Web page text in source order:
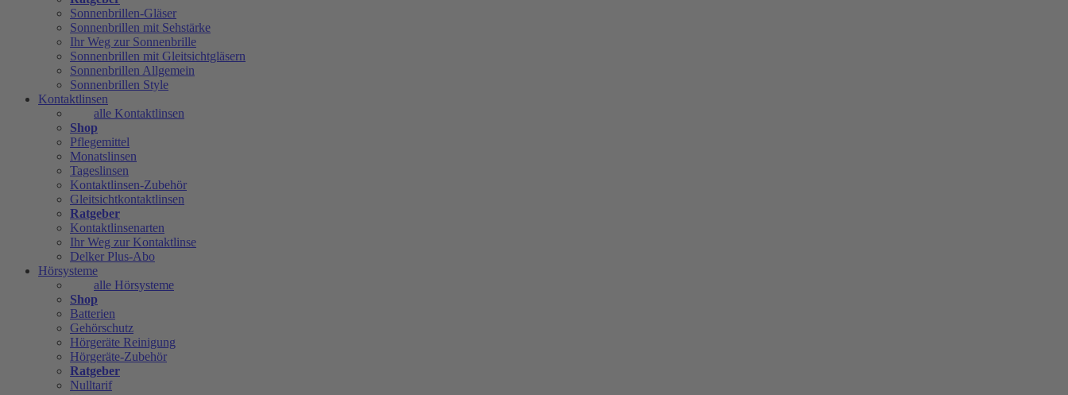
Sonnenbrillen-Gläser
Sonnenbrillen mit Sehstärke
Ihr Weg zur Sonnenbrille
Sonnenbrillen mit Gleitsichtgläsern
Sonnenbrillen Allgemein
Sonnenbrillen Style
Kontaktlinsen
alle Kontaktlinsen
Shop
Pflegemittel
Monatslinsen
Tageslinsen
Kontaktlinsen-Zubehör
Gleitsichtkontaktlinsen
Ratgeber
Kontaktlinsenarten
Ihr Weg zur Kontaktlinse
Delker Plus-Abo
Hörsysteme
alle Hörsysteme
Shop
Batterien
Gehörschutz
Hörgeräte Reinigung
Hörgeräte-Zubehör
Ratgeber
Nulltarif